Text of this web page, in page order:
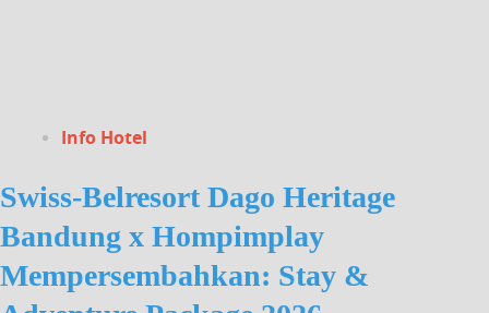
Info Hotel
Swiss-Belresort Dago Heritage
Bandung x Hompimplay
Mempersembahkan: Stay &